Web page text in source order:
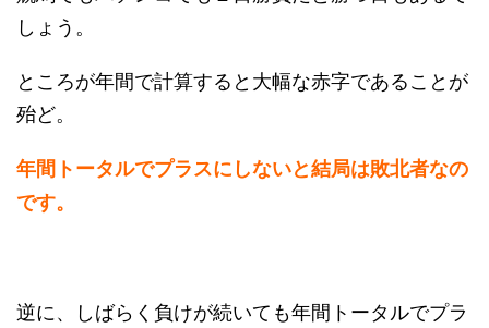
しょう。
ところが年間で計算すると大幅な赤字であることが
殆ど。
年間トータルでプラスにしないと結局は敗北者なの
です。
逆に、しばらく負けが続いても年間トータルでプラ